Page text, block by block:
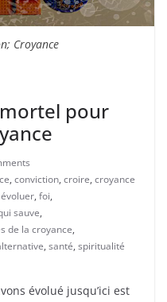
Croyance
pour
, conviction, croire, croyance
évoluer, foi,
sauve,
de la croyance,
, santé, spiritualité
évolué jusqu’ici est